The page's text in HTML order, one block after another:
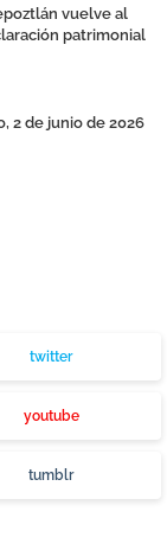
vuelve al
patrimonial
2 de junio de 2026
twitter
youtube
tumblr